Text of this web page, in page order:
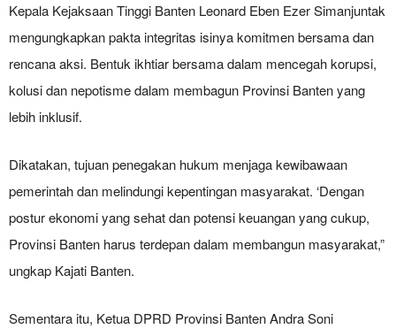
Kepala Kejaksaan Tinggi Banten Leonard Eben Ezer Simanjuntak
mengungkapkan pakta integritas isinya komitmen bersama dan
rencana aksi. Bentuk ikhtiar bersama dalam mencegah korupsi,
kolusi dan nepotisme dalam membagun Provinsi Banten yang
lebih inklusif.
Dikatakan, tujuan penegakan hukum menjaga kewibawaan
pemerintah dan melindungi kepentingan masyarakat. ‘Dengan
postur ekonomi yang sehat dan potensi keuangan yang cukup,
Provinsi Banten harus terdepan dalam membangun masyarakat,”
ungkap Kajati Banten.
Sementara itu, Ketua DPRD Provinsi Banten Andra Soni